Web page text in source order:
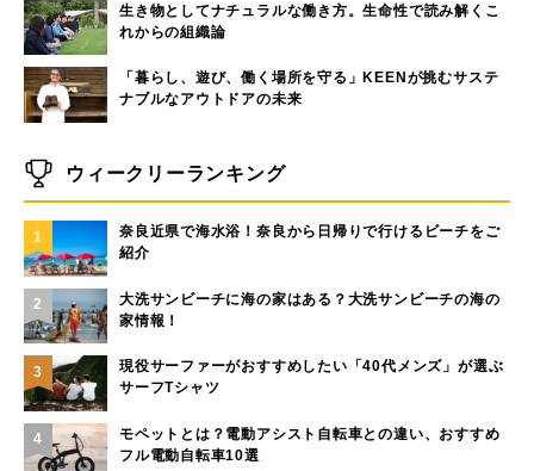
生き物としてナチュラルな働き方。生命性で読み解くこ
れからの組織論
「暮らし、遊び、働く場所を守る」KEENが挑むサステ
ナブルなアウトドアの未来
ウィークリーランキング
1
奈良近県で海水浴！奈良から日帰りで行けるビーチをご
紹介
2
大洗サンビーチに海の家はある？大洗サンビーチの海の
家情報！
3
現役サーファーがおすすめしたい「40代メンズ」が選ぶ
サーフTシャツ
4
モペットとは？電動アシスト自転車との違い、おすすめ
フル電動自転車10選